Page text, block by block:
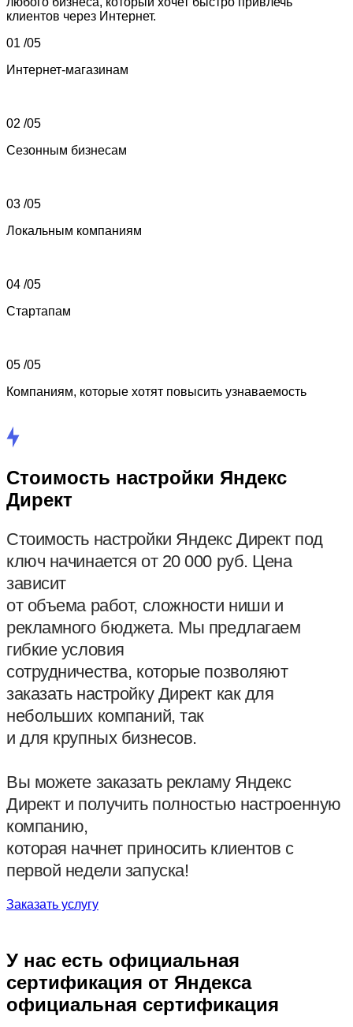
клиентов через Интернет.
01 /05
Интернет-магазинам
02 /05
Сезонным бизнесам
03 /05
Локальным компаниям
04 /05
Стартапам
05 /05
Компаниям, которые хотят повысить узнаваемость
Стоимость настройки Яндекс
Директ
Стоимость настройки Яндекс Директ под
ключ начинается от 20 000 руб. Цена
зависит
от объема работ, сложности ниши и
рекламного бюджета. Мы предлагаем
гибкие условия
сотрудничества, которые позволяют
заказать настройку Директ как для
небольших компаний, так
и для крупных бизнесов.
Вы можете заказать рекламу Яндекс
Директ и получить полностью настроенную
компанию,
которая начнет приносить клиентов с
первой недели запуска!
Заказать услугу
У нас есть официальная
сертификация от Яндекса
официальная сертификация